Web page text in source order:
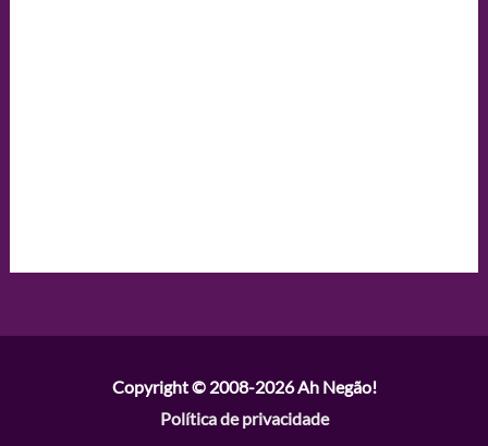
Copyright © 2008-2026Ah Negão!
Política de privacidade